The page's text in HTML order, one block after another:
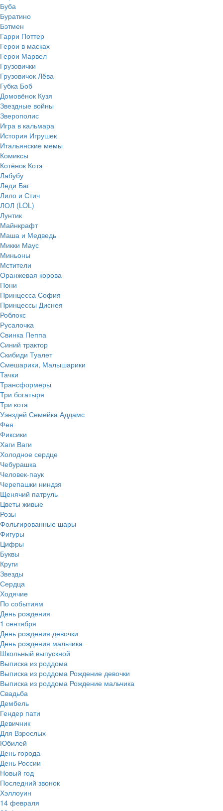
Буба
Буратино
Бэтмен
Гарри Поттер
Герои в масках
Герои Марвел
Грузовички
Грузовичок Лёва
Губка Боб
Домовёнок Кузя
Звездные войны
Зверополис
Игра в кальмара
История Игрушек
Итальянские мемы
Комиксы
Котёнок Котэ
Лабубу
Леди Баг
Лило и Стич
ЛОЛ (LOL)
Лунтик
Майнкрафт
Маша и Медведь
Микки Маус
Миньоны
Мстители
Оранжевая корова
Пони
Принцесса София
Принцессы Диснея
Роблокс
Русалочка
Свинка Пеппа
Синий трактор
Скибиди Туалет
Смешарики, Малышарики
Тачки
Трансформеры
Три богатыря
Три кота
Уэнздей Семейка Аддамс
Фея
Фиксики
Хаги Ваги
Холодное сердце
Чебурашка
Человек-паук
Черепашки ниндзя
Щенячий патруль
Цветы живые
Розы
Фольгированные шары
Фигуры
Цифры
Буквы
Круги
Звезды
Сердца
Ходячие
По событиям
День рождения
1 сентября
День рождения девочки
День рождения мальчика
Школьный выпускной
Выписка из роддома
Выписка из роддома Рождение девочки
Выписка из роддома Рождение мальчика
Свадьба
Дембель
Гендер пати
Девичник
Для Взрослых
Юбилей
День города
День России
Новый год
Последний звонок
Хэллоуин
14 февраля